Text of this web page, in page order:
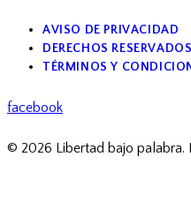
AVISO DE PRIVACIDAD
DERECHOS RESERVADOS
TÉRMINOS Y
facebook
© 2026 Libertad bajo palabra.